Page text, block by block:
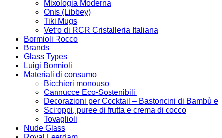
Mixologia Moderna
Onis (Libbey)
Tiki Mugs
Vetro di RCR Cristalleria Italiana
Bormioli Rocco
Brands
Glass Types
Luigi Bormioli
Materiali di consumo
Bicchieri monouso
Cannucce Eco-Sostenibili
Decorazioni per Cocktail – Bastoncini di Bambù e
Sciroppi, puree di frutta e crema di cocco
Tovaglioli
Nude Glass